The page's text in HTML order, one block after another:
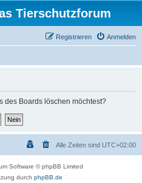
Tierschutzforum
Anmelden
Registrieren
des Boards löschen möchtest?
Alle Zeiten sind UTC+02:00
Software © phpBB Limited
durch phpBB.de